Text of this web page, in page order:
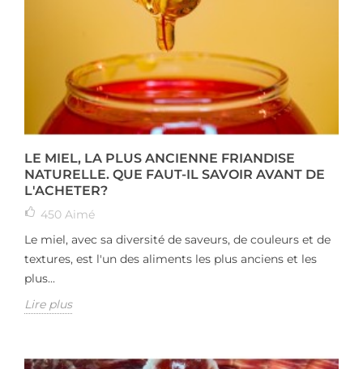
LE MIEL, LA PLUS ANCIENNE FRIANDISE
NATURELLE. QUE FAUT-IL SAVOIR AVANT DE
L'ACHETER?
450 Aimé
Le miel, avec sa diversité de saveurs, de couleurs et de
textures, est l'un des aliments les plus anciens et les
plus...
Lire plus